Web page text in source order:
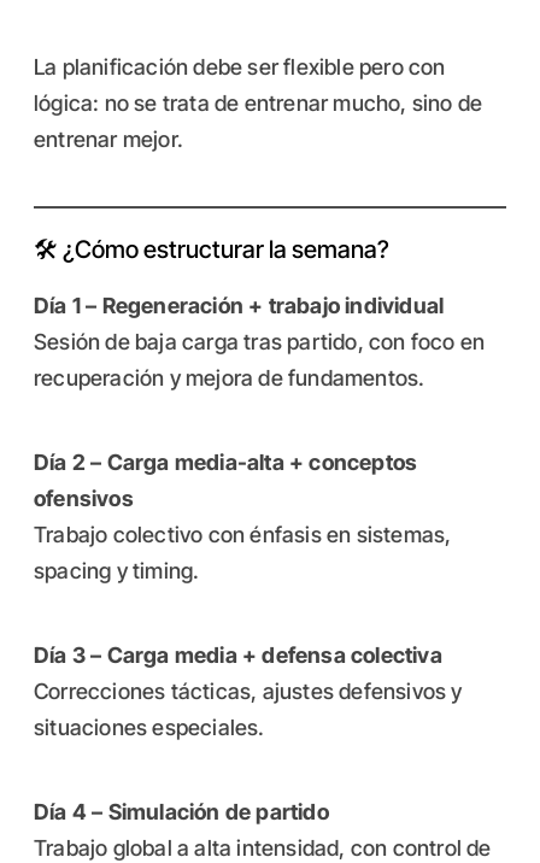
La planificación debe ser flexible pero con
lógica: no se trata de entrenar mucho, sino de
entrenar mejor.
🛠️ ¿Cómo estructurar la semana?
Día 1 – Regeneración + trabajo individual
Sesión de baja carga tras partido, con foco en
recuperación y mejora de fundamentos.
Día 2 – Carga media-alta + conceptos
ofensivos
Trabajo colectivo con énfasis en sistemas,
spacing y timing.
Día 3 – Carga media + defensa colectiva
Correcciones tácticas, ajustes defensivos y
situaciones especiales.
Día 4 – Simulación de partido
Trabajo global a alta intensidad, con control de